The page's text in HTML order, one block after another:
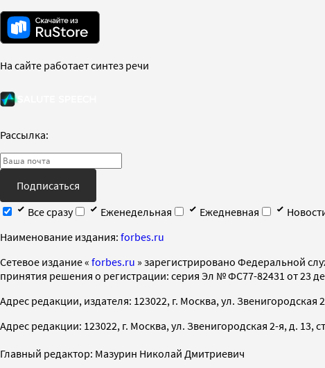
На сайте работает синтез речи
Рассылка:
Подписаться
Все сразу
Еженедельная Ежедневная
Наименование издания: forbes.ru
Cетевое издание « forbes.ru » зарегистрировано Федеральной
принятия решения о регистрации: серия Эл № ФС77-82431 от 23
Адрес редакции, издателя: 123022, г. Москва, ул. Звенигородская
Адрес редакции: 123022, г. Москва, ул. Звенигородская 2-я, д. 13,
Главный редактор: Мазурин Николай Дмитриевич